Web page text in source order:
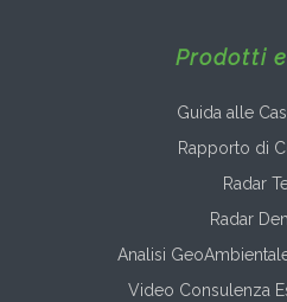
Prodotti
Guida alle
Rapporto di
Radar
Radar
Analisi
Video Consulenza